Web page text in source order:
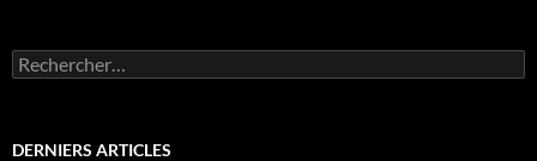
Rechercher :
DERNIERS ARTICLES